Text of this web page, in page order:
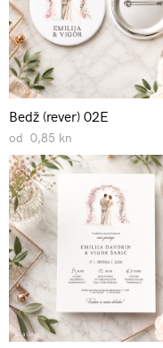
Bedž (rever) 02E
od 0,85 kn